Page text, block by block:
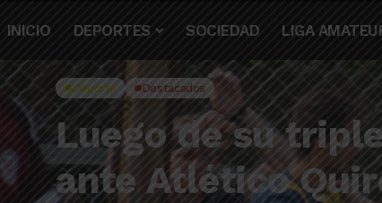
INICIO DEPORTES SOCIEDAD LIGA
Deporte Destacados
Luego de su
ante Atlético